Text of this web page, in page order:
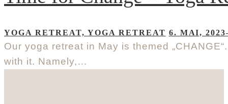
YOGA RETREAT, YOGA RETREAT 6. MAI,
Our yoga retreat in May is themed
with it. Namely,…